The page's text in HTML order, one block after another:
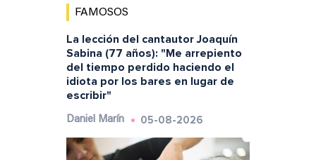
FAMOSOS
La lección del cantautor Joaquín
Sabina (77 años): "Me arrepiento
del tiempo perdido haciendo el
idiota por los bares en lugar de
escribir"
Daniel Marín 05-08-2026